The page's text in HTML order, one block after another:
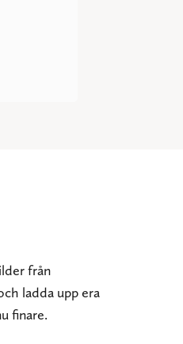
från
ladda upp era
finare.